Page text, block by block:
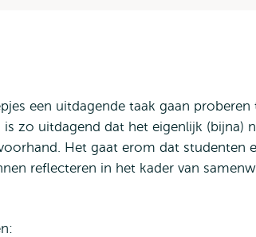
een uitdagende taak gaan
zo uitdagend dat het eigenlijk (bijna)
Het gaat erom dat studenten
reflecteren in het kader van